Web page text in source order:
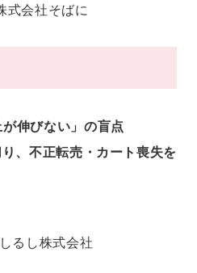
会社そばに
が伸びない」の盲点
、不正転売・カート喪失を
るし株式会社